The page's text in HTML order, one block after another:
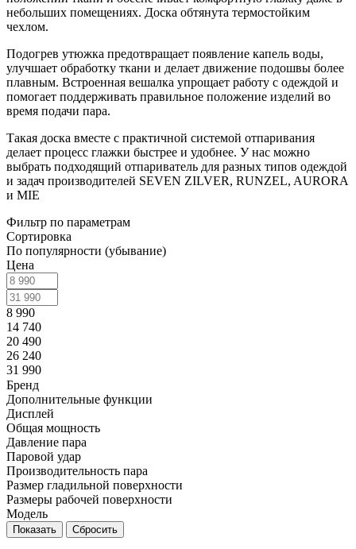
небольших помещениях. Доска обтянута термостойким
чехлом.
Подогрев утюжка предотвращает появление капель воды,
улучшает обработку ткани и делает движение подошвы более
плавным. Встроенная вешалка упрощает работу с одеждой и
помогает поддерживать правильное положение изделий во
время подачи пара.
Такая доска вместе с практичной системой отпаривания
делает процесс глажки быстрее и удобнее. У нас можно
выбрать подходящий отпариватель для разных типов одеждой
и задач производителей SEVEN ZILVER, RUNZEL, AURORA
и MIE
Фильтр по параметрам
Сортировка
По популярности (убывание)
Цена
8 990
14 740
20 490
26 240
31 990
Бренд
Дополнительные функции
Дисплей
Общая мощность
Давление пара
Паровой удар
Производительность пара
Размер гладильной поверхности
Размеры рабочей поверхности
Модель
Сбросить